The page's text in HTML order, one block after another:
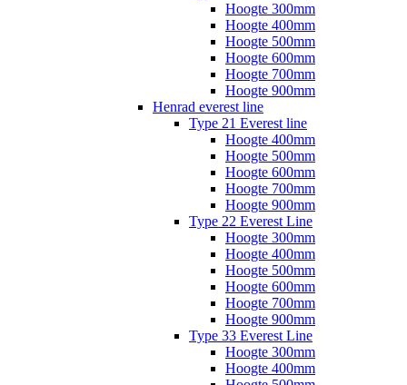
Hoogte 300mm
Hoogte 400mm
Hoogte 500mm
Hoogte 600mm
Hoogte 700mm
Hoogte 900mm
Henrad everest line
Type 21 Everest line
Hoogte 400mm
Hoogte 500mm
Hoogte 600mm
Hoogte 700mm
Hoogte 900mm
Type 22 Everest Line
Hoogte 300mm
Hoogte 400mm
Hoogte 500mm
Hoogte 600mm
Hoogte 700mm
Hoogte 900mm
Type 33 Everest Line
Hoogte 300mm
Hoogte 400mm